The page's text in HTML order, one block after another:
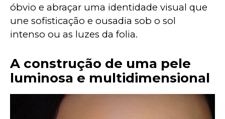
óbvio e abraçar uma identidade visual que
une sofisticação e ousadia sob o sol
intenso ou as luzes da folia.
A construção de uma pele
luminosa e multidimensional